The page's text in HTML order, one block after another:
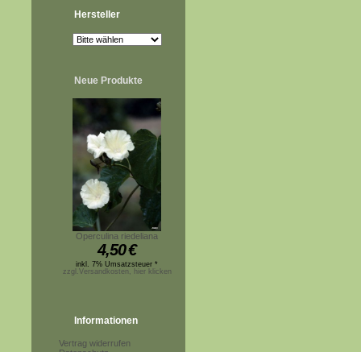
Hersteller
Neue Produkte
Operculina riedeliana
4,50€
inkl. 7% Umsatzsteuer *
zzgl.Versandkosten, hier klicken
Informationen
Vertrag widerrufen